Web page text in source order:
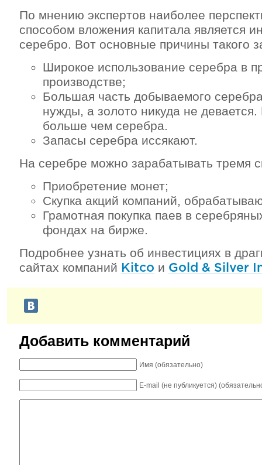
По мнению экспертов наиболее
способом вложения капитала является
серебро. Вот основные причины такого
Широкое использование серебра в
производстве;
Большая часть добываемого
нужды, а золото никуда не
больше чем серебра.
Запасы серебра иссякают.
На серебре можно зарабатывать тремя
Приобретение монет;
Скупка акций компаний,
Грамотная покупка паев в
фондах на бирже.
Подробнее узнать об инвестициях в
сайтах компаний Kitco и Gold & Silver
Добавить комментарий
Имя (обязательно)
E-mail (не публикуется)